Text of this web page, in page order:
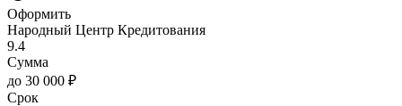
Оформить
Народный Центр Кредитования
9.4
Сумма
до 30 000 ₽
Срок